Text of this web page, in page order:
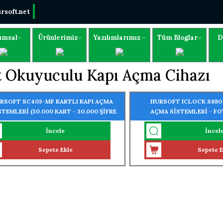
Ürünlerimiz Yazılımlarımız Tüm Bloglar
Kapı Açma Cihazı
SC403-MF KARTLI KAPI AÇMA
(30.000 KART - 30.000 ŞİFRE
ÖZELLİĞİ)
İncele
Sepete Ekle
HURSOFT ICLOCK
AÇMA SİSTEMLERİ -
(10.000 KART - 10.000
ÖZELLİĞİ)
Sepete